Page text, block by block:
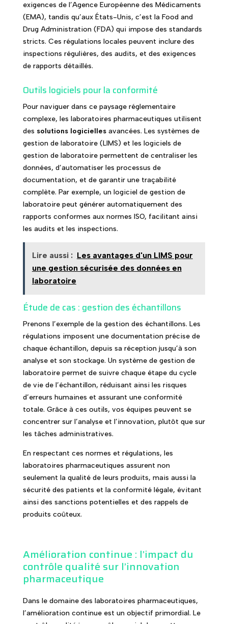
exigences de l’Agence Européenne des Médicaments
(EMA), tandis qu’aux États-Unis, c’est la Food and
Drug Administration (FDA) qui impose des standards
stricts. Ces régulations locales peuvent inclure des
inspections régulières, des audits, et des exigences
de rapports détaillés.
Outils logiciels pour la conformité
Pour naviguer dans ce paysage réglementaire
complexe, les laboratoires pharmaceutiques utilisent
des solutions logiciellesavancées. Les systèmes de
gestion de laboratoire (LIMS) et les logiciels de
gestion de laboratoire permettent de centraliser les
données, d’automatiser les processus de
documentation, et de garantir une traçabilité
complète. Par exemple, un logiciel de gestion de
laboratoire peut générer automatiquement des
rapports conformes aux normes ISO, facilitant ainsi
les audits et les inspections.
Lire aussi : Les avantages d'un LIMS pour
une gestion sécurisée des données en
laboratoire
Étude de cas : gestion des échantillons
Prenons l’exemple de la gestion des échantillons. Les
régulations imposent une documentation précise de
chaque échantillon, depuis sa réception jusqu’à son
analyse et son stockage. Un système de gestion de
laboratoire permet de suivre chaque étape du cycle
de vie de l’échantillon, réduisant ainsi les risques
d’erreurs humaines et assurant une conformité
totale. Grâce à ces outils, vos équipes peuvent se
concentrer sur l’analyse et l’innovation, plutôt que sur
les tâches administratives.
En respectant ces normes et régulations, les
laboratoires pharmaceutiques assurent non
seulement la qualité de leurs produits, mais aussi la
sécurité des patients et la conformité légale, évitant
ainsi des sanctions potentielles et des rappels de
produits coûteux.
Amélioration continue : l’impact du
contrôle qualité sur l’innovation
pharmaceutique
Dans le domaine des laboratoires pharmaceutiques,
l’amélioration continue est un objectif primordial. Le